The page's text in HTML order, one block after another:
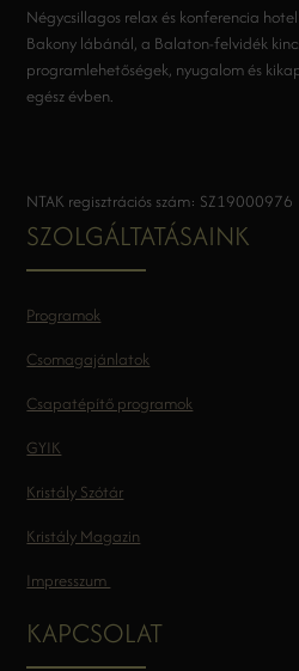
Négycsillagos relax és konferencia
Bakony lábánál, a Balaton-felvidék
programlehetőségek, nyugalom és
egész évben.
NTAK regisztrációs szám: SZ19000976
SZOLGÁLTATÁSAINK
Programok
Csomagajánlatok
Csapatépítő programok
GYIK
Kristály Szótár
Kristály Magazin
Impresszum
KAPCSOLAT